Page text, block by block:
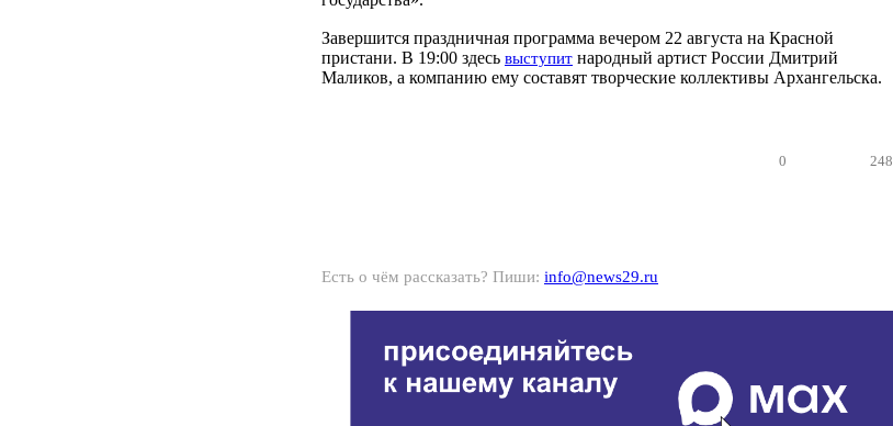
Завершится праздничная программа вечером 22 августа на Красной
пристани. В 19:00 здесь выступит народный артист России Дмитрий
Маликов, а компанию ему составят творческие коллективы Архангельска.
0 248
Есть о чём рассказать? Пиши: info@news29.ru